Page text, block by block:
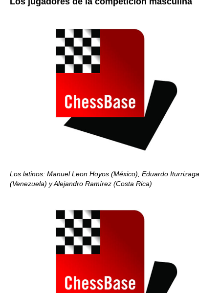
Los latinos: Manuel Leon Hoyos (México), Eduardo Iturrizaga
(Venezuela) y Alejandro Ramírez (Costa Rica)